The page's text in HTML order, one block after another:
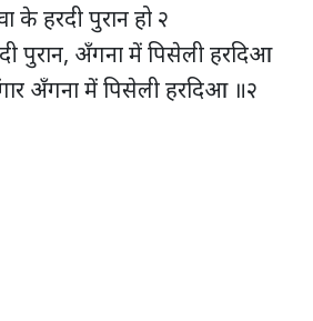
के हरदी पुरान हो २
पुरान, अँगना में पिसेली हरदिआ
अँगना में पिसेली हरदिआ ॥२